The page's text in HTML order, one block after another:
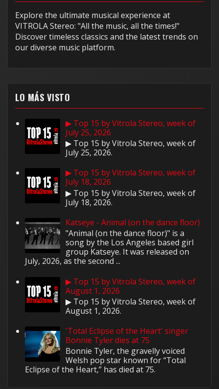
Explore the ultimate musical experience at
VITROLA Stereo: "All the music, all the times!"
Discover timeless classics and the latest trends on
our diverse music platform.
LO MÁS VISTO
▶ Top 15 by Vitrola Stereo, week of
July 25, 2026
▶ Top 15 by Vitrola Stereo, week of
July 25, 2026.
▶ Top 15 by Vitrola Stereo, week of
July 18, 2026
▶ Top 15 by Vitrola Stereo, week of
July 18, 2026.
Katseye - Animal (on the dance floor)
"Animal (on the dance floor)" is a
song by the Los Angeles based girl
group Katseye. It was released on
July, 2026, as the second ...
▶ Top 15 by Vitrola Stereo, week of
August 1, 2026
▶ Top 15 by Vitrola Stereo, week of
August 1, 2026.
'Total Eclipse of the Heart' singer
Bonnie Tyler dies at 75
Bonnie Tyler, the gravelly voiced
Welsh pop star known for “Total
Eclipse of the Heart,” has died at 75.